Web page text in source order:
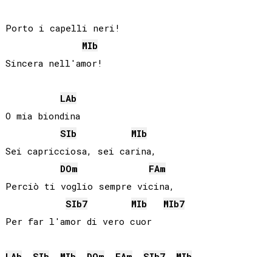
Porto i capelli neri!
MIb
Sincera nell'amor!
LAb
O mia biondina
SIb
MIb
Sei capricciosa, sei carina,
DOm FAm
Perciò ti voglio sempre vicina,
SIb7 MIb MIb7
Per far l'amor di vero cuor